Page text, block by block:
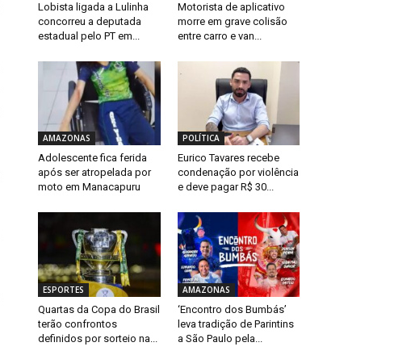
Lobista ligada a Lulinha
concorreu a deputada
estadual pelo PT em...
Motorista de aplicativo
morre em grave colisão
entre carro e van...
AMAZONAS
Adolescente fica ferida
após ser atropelada por
moto em Manacapuru
POLÍTICA
Eurico Tavares recebe
condenação por violência
e deve pagar R$ 30...
ESPORTES
Quartas da Copa do Brasil
terão confrontos
definidos por sorteio na...
AMAZONAS
‘Encontro dos Bumbás’
leva tradição de Parintins
a São Paulo pela...